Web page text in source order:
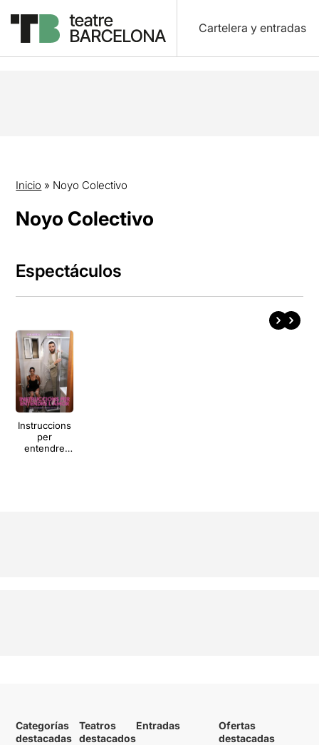
Cartelera y entradas
Inicio » Noyo Colectivo
Noyo Colectivo
Espectáculos
Instruccions
per
entendre
Categorías
destacadas
Teatros
destacados
Entradas
Ofertas
destacadas